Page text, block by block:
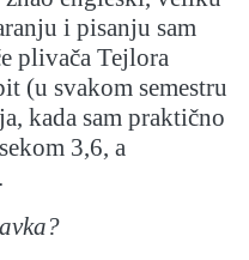
i pisanju sam
plivača Tejlora
(u svakom semestru
kada sam praktično
3,6, a